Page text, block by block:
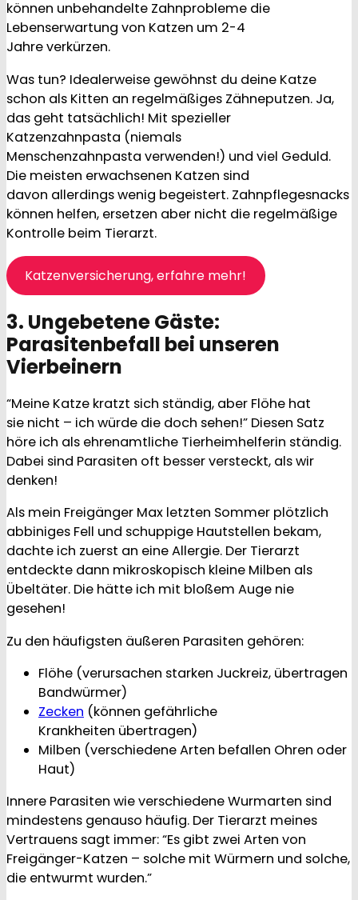
können unbehandelte Zahnprobleme die
Lebenserwartung von Katzen um 2-4
Jahre verkürzen.
Was tun? Idealerweise gewöhnst du deine Katze
schon als Kitten an regelmäßiges Zähneputzen. Ja,
das geht tatsächlich! Mit spezieller
Katzenzahnpasta (niemals
Menschenzahnpasta verwenden!) und viel Geduld.
Die meisten erwachsenen Katzen sind
davon allerdings wenig begeistert. Zahnpflegesnacks
können helfen, ersetzen aber nicht die regelmäßige
Kontrolle beim Tierarzt.
Katzenversicherung, erfahre mehr!
3. Ungebetene Gäste:
Parasitenbefall bei unseren
Vierbeinern
“Meine Katze kratzt sich ständig, aber Flöhe hat
sie nicht – ich würde die doch sehen!” Diesen Satz
höre ich als ehrenamtliche Tierheimhelferin ständig.
Dabei sind Parasiten oft besser versteckt, als wir
denken!
Als mein Freigänger Max letzten Sommer plötzlich
abbiniges Fell und schuppige Hautstellen bekam,
dachte ich zuerst an eine Allergie. Der Tierarzt
entdeckte dann mikroskopisch kleine Milben als
Übeltäter. Die hätte ich mit bloßem Auge nie
gesehen!
Zu den häufigsten äußeren Parasiten gehören:
Flöhe (verursachen starken Juckreiz, übertragen
Bandwürmer)
Zecken (können gefährliche
Krankheiten übertragen)
Milben (verschiedene Arten befallen Ohren oder
Haut)
Innere Parasiten wie verschiedene Wurmarten sind
mindestens genauso häufig. Der Tierarzt meines
Vertrauens sagt immer: “Es gibt zwei Arten von
Freigänger-Katzen – solche mit Würmern und solche,
die entwurmt wurden.”